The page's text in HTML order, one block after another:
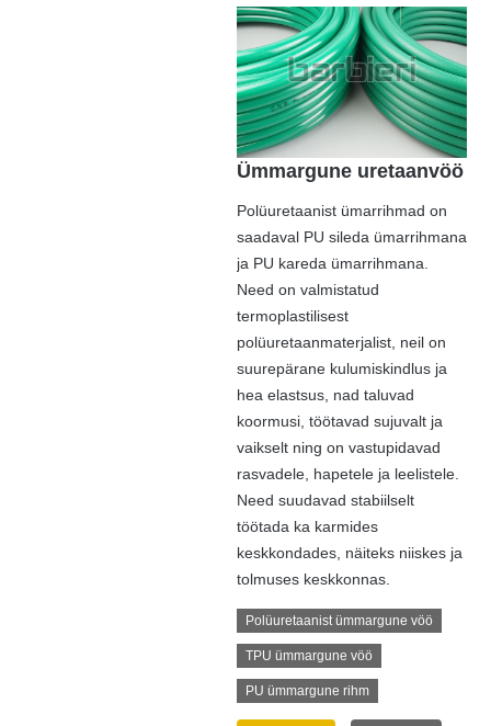
Ümmargune uretaanvöö
Polüuretaanist ümarrihmad on
saadaval PU sileda ümarrihmana
ja PU kareda ümarrihmana.
Need on valmistatud
termoplastilisest
polüuretaanmaterjalist, neil on
suurepärane kulumiskindlus ja
hea elastsus, nad taluvad
koormusi, töötavad sujuvalt ja
vaikselt ning on vastupidavad
rasvadele, hapetele ja leelistele.
Need suudavad stabiilselt
töötada ka karmides
keskkondades, näiteks niiskes ja
tolmuses keskkonnas.
Polüuretaanist ümmargune vöö
TPU ümmargune vöö
PU ümmargune rihm